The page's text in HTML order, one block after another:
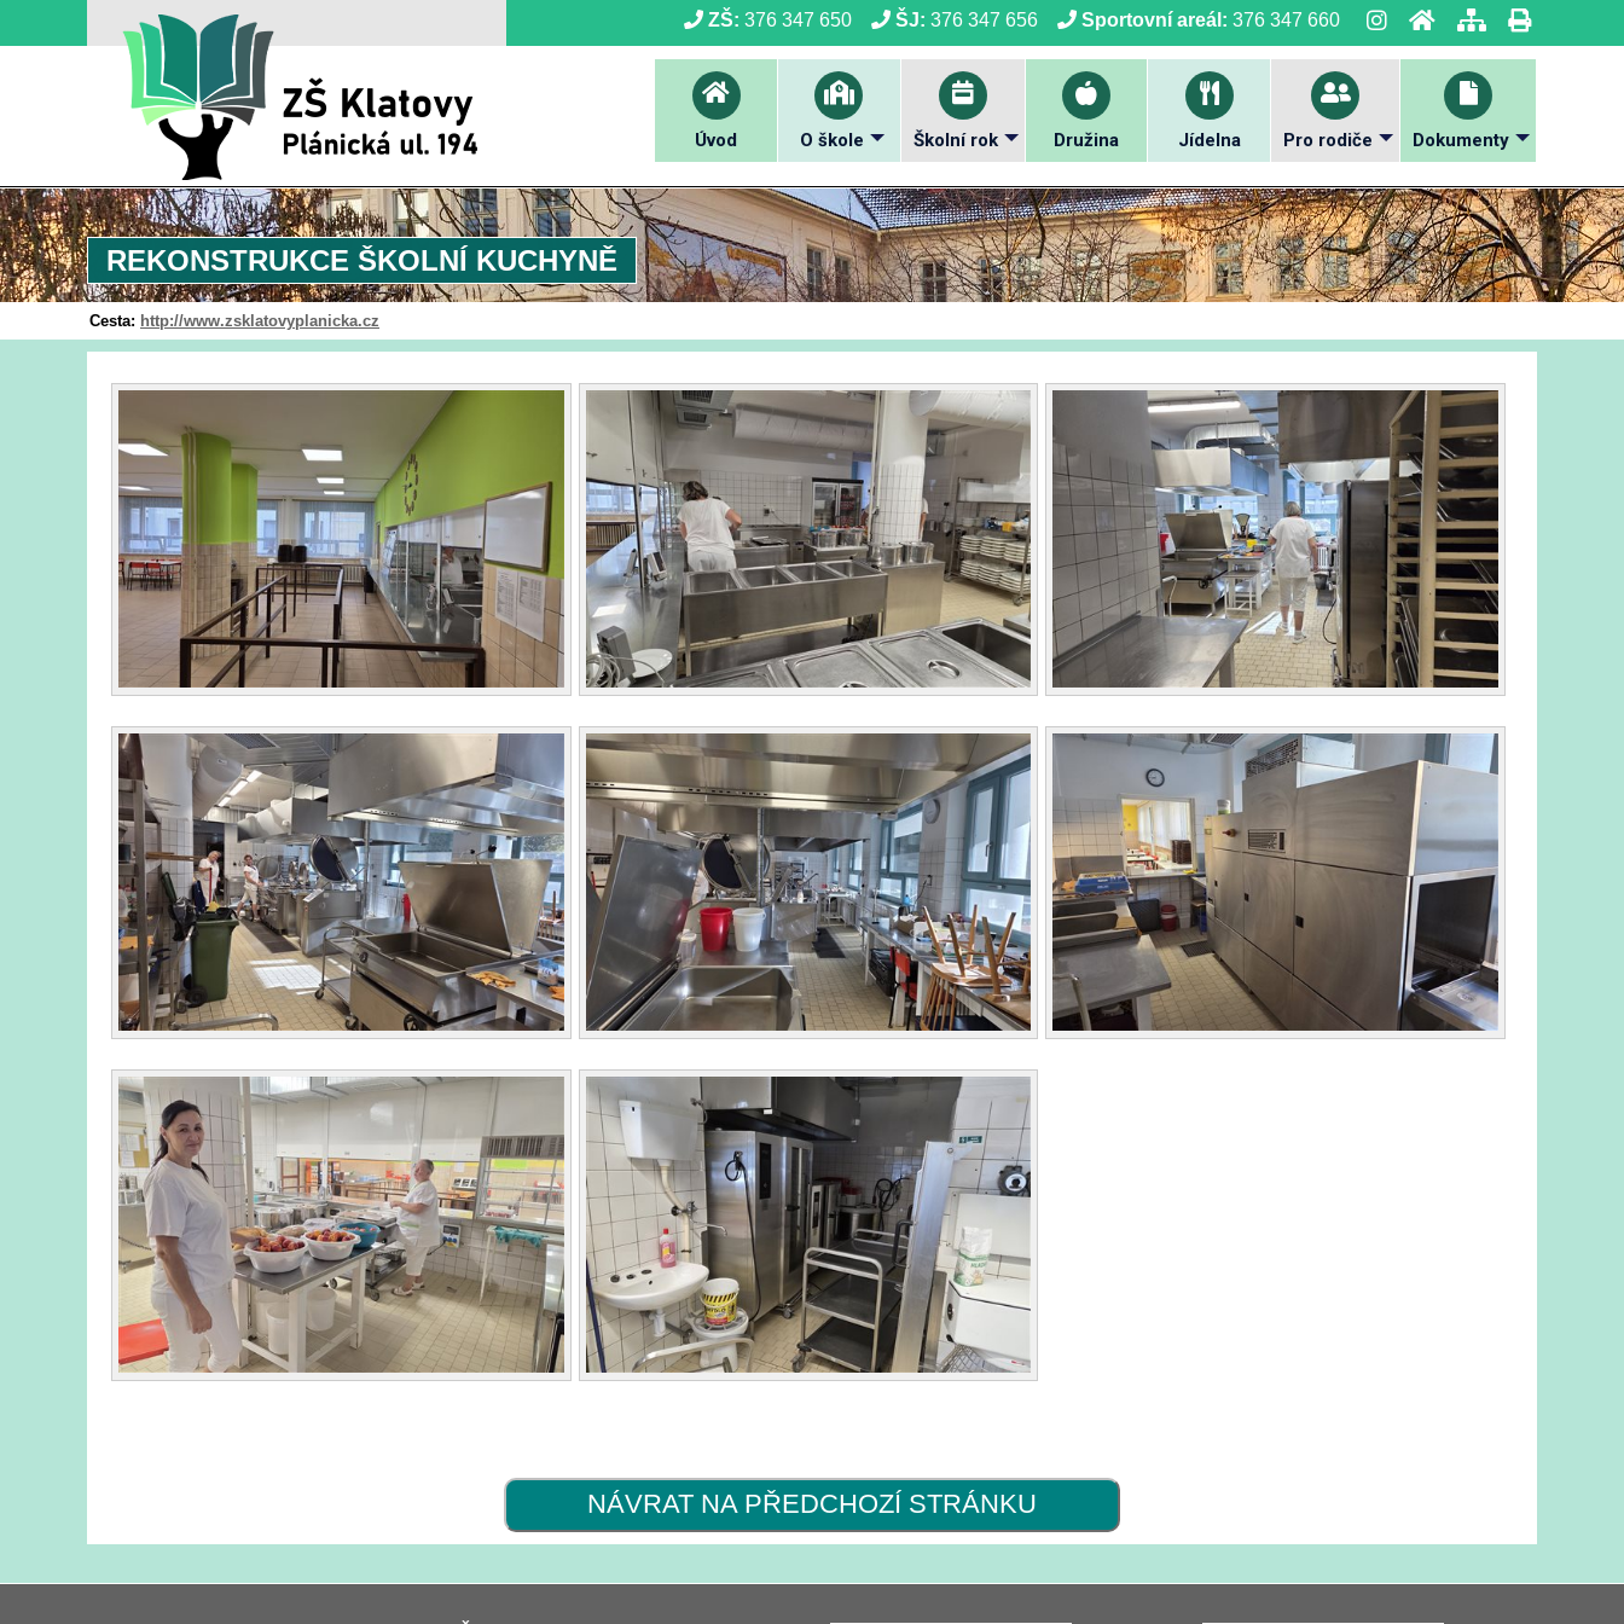
ZŠ: 376 347 650 ŠJ: 376 347 656 Sportovní areál: 376 347 660
Úvod O škole Školní rok Družina Jídelna Pro rodiče Dokumenty
REKONSTRUKCE ŠKOLNÍ KUCHYNĚ
Cesta: http://www.zsklatovyplanicka.cz
NÁVRAT NA PŘEDCHOZÍ STRÁNKU